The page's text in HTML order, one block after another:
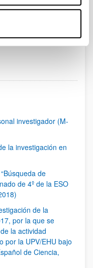
intermedias Use TAB
Página
95
investigador (M-
la investigación en
de
de 4º de la ESO
de la
por la que se
la actividad
por la UPV/EHU bajo
de Ciencia,